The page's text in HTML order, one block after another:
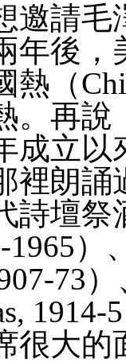
邀請毛
年後，
（
。再說
成立以
裡朗誦
詩壇祭
1965
73
1914-
很大的